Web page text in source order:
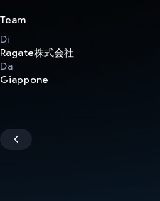
Team
Di
Ragate株式会社
Da
Giappone